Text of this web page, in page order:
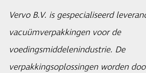
Vervo B.V. is gespecialiseerd
vacuümverpakkingen voor de
voedingsmiddelenindustrie. De
verpakkingsoplossingen worden